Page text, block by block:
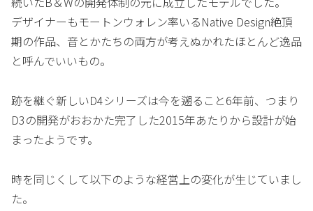
デザイナーもモートンウォレン率いるNative Design絶頂
期の作品、音とかたちの両方が考えぬかれたほとんど逸品
と呼んでいいもの。
跡を継ぐ新しいD4シリーズは今を遡ること6年前、つまり
D3の開発がおおかた完了した2015年あたりから設計が始
まったようです。
時を同じくして以下のような経営上の変化が生じていまし
た。